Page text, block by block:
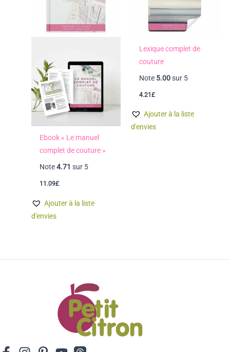
Ebook « Le manuel
complet de couture »
Note4.71 sur 5
11.09£
Ajouter à la liste
d'envies
Lexique complet de
couture
Note 5.00sur 5
4.21£
Ajouter à la liste
d'envies